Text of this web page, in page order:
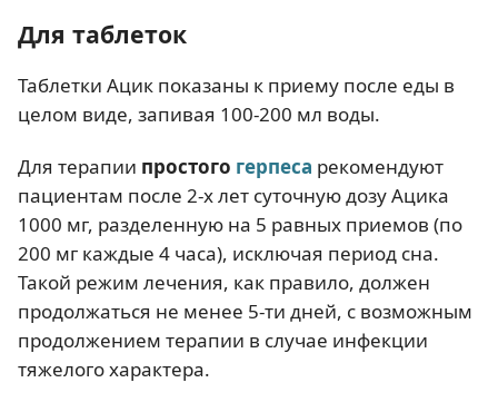
Для таблеток
Таблетки Ацик показаны к приему после еды в
целом виде, запивая 100-200 мл воды.
Для терапии простого герпеса рекомендуют
пациентам после 2-х лет суточную дозу Ацика
1000 мг, разделенную на 5 равных приемов (по
200 мг каждые 4 часа), исключая период сна.
Такой режим лечения, как правило, должен
продолжаться не менее 5-ти дней, с возможным
продолжением терапии в случае инфекции
тяжелого характера.